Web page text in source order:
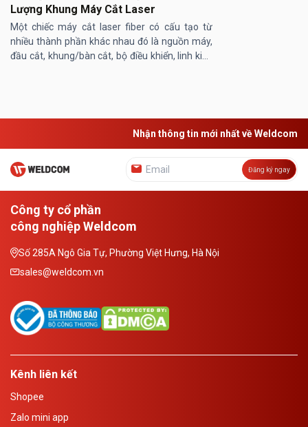
Lượng Khung Máy Cắt Laser
Một chiếc máy cắt laser fiber có cấu tạo từ
nhiều thành phần khác nhau đó là nguồn máy,
đầu cắt, khung/bàn cắt, bộ điều khiển, linh kiện
Nhận thông tin mới nhất về Weldcom
Đăng ký ngay
Công ty cổ phần
công nghiệp Weldcom
Số 285A Ngô Gia Tự, Phường Việt Hưng, Hà Nội
sales@weldcom.vn
Kênh liên kết
Shopee
Zalo mini app